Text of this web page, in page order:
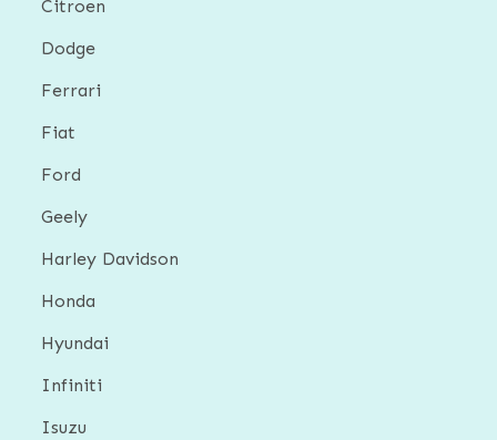
Citroen
Dodge
Ferrari
Fiat
Ford
Geely
Harley Davidson
Honda
Hyundai
Infiniti
Isuzu